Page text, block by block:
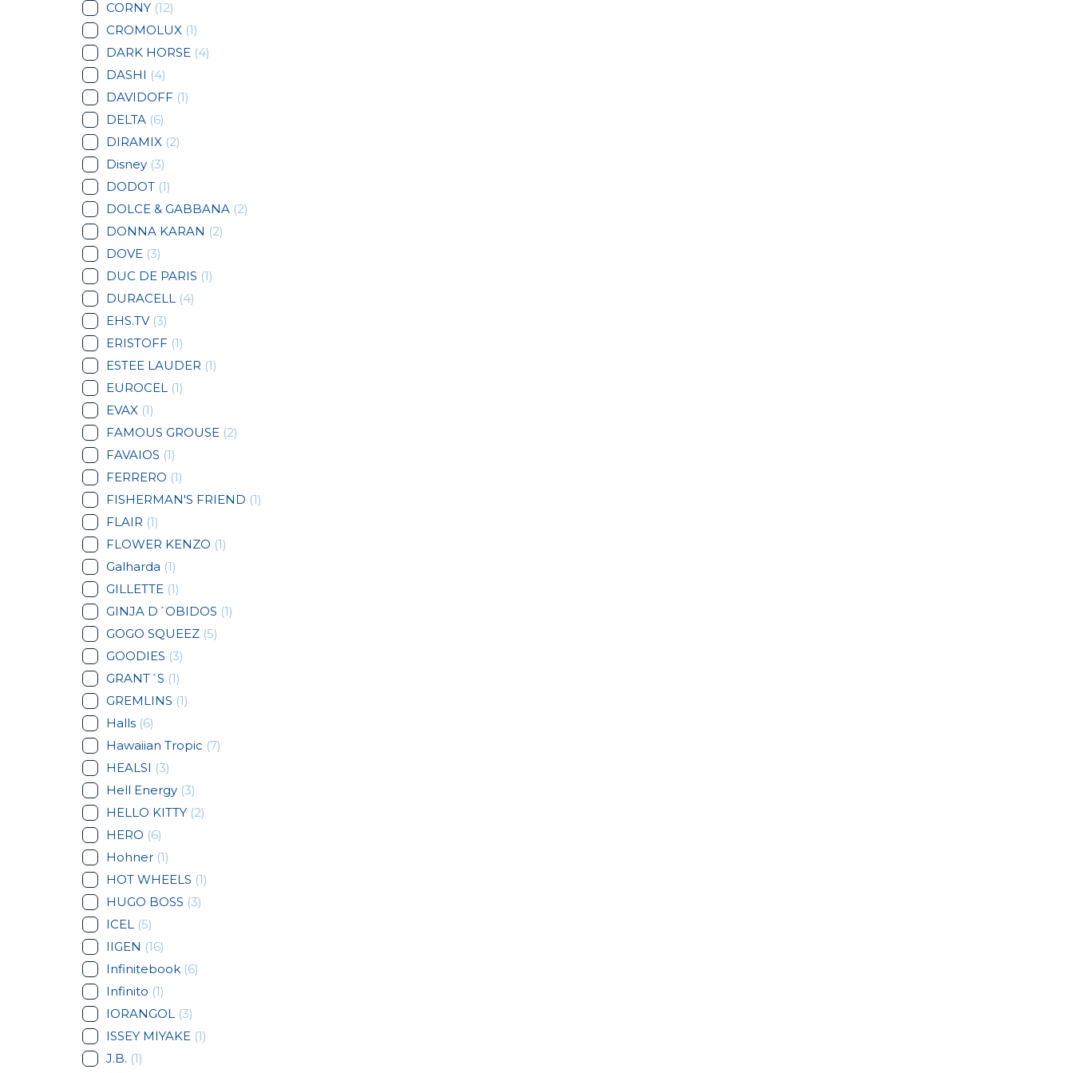
CORNY (12)
CROMOLUX (1)
DARK HORSE (4)
DASHI (4)
DAVIDOFF (1)
DELTA (6)
DIRAMIX (2)
Disney (3)
DODOT (1)
DOLCE & GABBANA (2)
DONNA KARAN (2)
DOVE (3)
DUC DE PARIS (1)
DURACELL (4)
EHS.TV (3)
ERISTOFF (1)
ESTEE LAUDER (1)
EUROCEL (1)
EVAX (1)
FAMOUS GROUSE (2)
FAVAIOS (1)
FERRERO (1)
FISHERMAN'S FRIEND (1)
FLAIR (1)
FLOWER KENZO (1)
Galharda (1)
GILLETTE (1)
GINJA D´OBIDOS (1)
GOGO SQUEEZ (5)
GOODIES (3)
GRANT´S (1)
GREMLINS (1)
Halls (6)
Hawaiian Tropic (7)
HEALSI (3)
Hell Energy (3)
HELLO KITTY (2)
HERO (6)
Hohner (1)
HOT WHEELS (1)
HUGO BOSS (3)
ICEL (5)
IIGEN (16)
Infinitebook (6)
Infinito (1)
IORANGOL (3)
ISSEY MIYAKE (1)
J.B. (1)